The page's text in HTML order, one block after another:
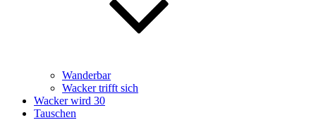
Wanderbar
Wacker trifft sich
Wacker wird 30
Tauschen